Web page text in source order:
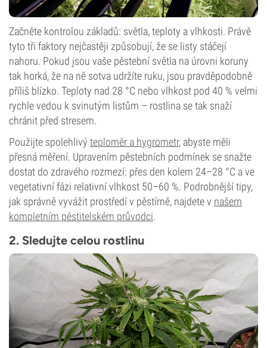
Začněte kontrolou základů: světla, teploty a vlhkosti. Právě
tyto tři faktory nejčastěji způsobují, že se listy stáčejí
nahoru. Pokud jsou vaše pěstební světla na úrovni koruny
tak horká, že na ně sotva udržíte ruku, jsou pravděpodobně
příliš blízko. Teploty nad 28 °C nebo vlhkost pod 40 % velmi
rychle vedou k svinutým listům – rostlina se tak snaží
chránit před stresem.
Použijte spolehlivý teploměr a hygrometr, abyste měli
přesná měření. Upravením pěstebních podmínek se snažte
dostat do zdravého rozmezí: přes den kolem 24–28 °C a ve
vegetativní fázi relativní vlhkost 50–60 %. Podrobnější tipy,
jak správně vyvážit prostředí v pěstírně, najdete v našem
kompletním pěstitelském průvodci.
2. Sledujte celou rostlinu